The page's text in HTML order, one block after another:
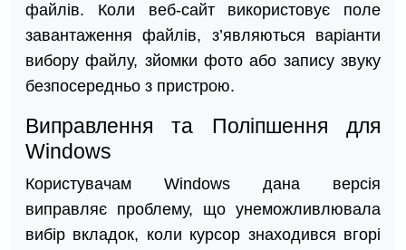
файлів. Коли веб-сайт використовує поле
завантаження файлів, з’являються варіанти
вибору файлу, зйомки фото або запису звуку
безпосередньо з пристрою.
Виправлення та Поліпшення для
Windows
Користувачам Windows дана версія
виправляє проблему, що унеможливлювала
вибір вкладок, коли курсор знаходився вгорі